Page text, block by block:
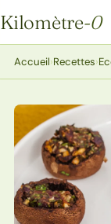
Kilomètre-0
Kilomètre-0
Accueil›Recettes›